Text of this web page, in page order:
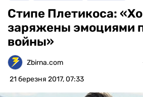
АНАЛІТИКА
ІНТЕРВ'Ю
РІЗНЕ
БУКМЕКЕРИ
Стипе Плетикоса:
заряжены эмоциями
войны»
Zbirna.com
21 березня 2017, 07:33